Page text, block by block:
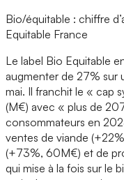
Bio/équitable : chiffre
Equitable France
Le label Bio Equitable
augmenter de 27% sur
mai. Il franchit le « cap
(M€) avec « plus de
consommateurs en
ventes de viande
(+73%, 60M€) et de
qui mise à la fois sur le